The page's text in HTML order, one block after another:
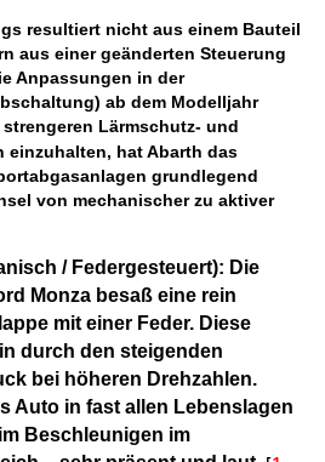
resultiert nicht aus einem Bauteil
aus einer geänderten Steuerung
Anpassungen in der
ab dem Modelljahr
strengeren Lärmschutz- und
hat Abarth das
grundlegend
von mechanischer zu aktiver
/ Federgesteuert): Die
Monza besaß eine rein
mit einer Feder. Diese
durch den steigenden
bei höheren Drehzahlen.
Auto in fast allen Lebenslagen
Beschleunigen im